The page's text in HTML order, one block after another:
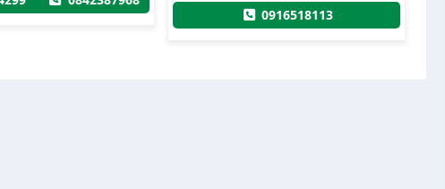
0916518113 0915950203